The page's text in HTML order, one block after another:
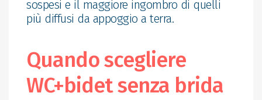
sospesi e il maggiore ingombro di quelli
più diffusi da appoggio a terra.
Quando scegliere
WC+bidet senza brida